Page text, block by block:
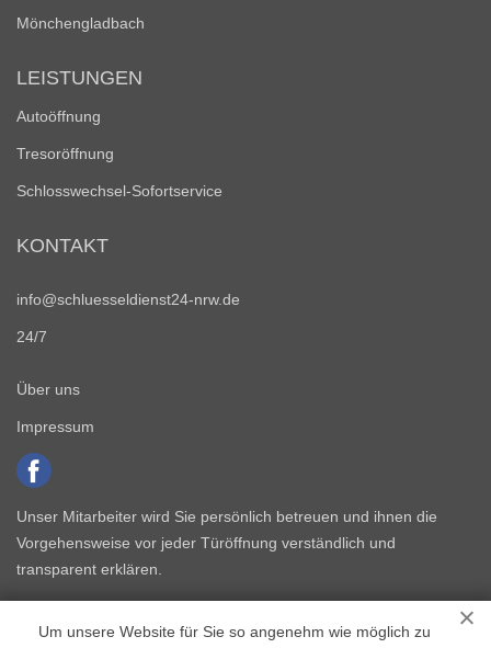
Um unsere Website für Sie so angenehm wie möglich zu
Mönchengladbach
LEISTUNGEN
Autoöffnung
Tresoröffnung
Schlosswechsel-Sofortservice
KONTAKT
info@schluesseldienst24-nrw.de
24/7
Über uns
Impressum
Unser Mitarbeiter wird Sie persönlich betreuen und ihnen die
Vorgehensweise vor jeder Türöffnung verständlich und
transparent erklären.